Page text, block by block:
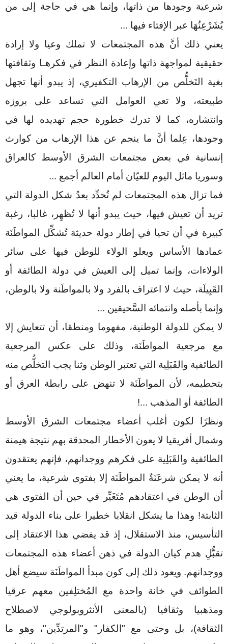
شرعية وجودها من ذاتها، وإنما هي في حاجة إلى من
يُشَرْعِنُهَا عبر الإفتاء فيها ...
يعني ذلك أنَّ هذه المجتمعات لا تملك وعيا ولا إرادة
حقيقية لمواجهة ذاتها وإعادة النظر في فكرهـا وثقافتها
بغية التَخلُّص من الإرهاب التكفيري، إذ يبدو أنها تجهل
طبيعته، ولا تعي العوامل التي تساعد على بروزه
وانتشاره، كما لا تدرك خطورة حجم تهديده لها في
وجودها، عِلما أنَّ ما ينجم عن هذا الإرهاب من كوارث
إنسانية في بعض مجتمعات الشرق الأوسط كالعراق
وسوريا ماثل اليوم للعيّان أمام العالم أجمع ...
فما تزال هذه المجتمعات لم تُحدِّد بعدُ شكل الدولة التي
تريد أن تعيش فيها، حيث يبدو أنها لا تُظهِر، غالبا، رغبة
كبيرة في أن تحيا في إطار دولة حديثة تُشكِّل المواطَنَة
عمادها الأساس ويعلو الولاء للوطن فيها على سائر
الولاءات، وإنما تميل إلى العيش في دولة الطائفة أو
القَبِيلَة، حيث لا اعتراف بالفرد ولا بالمواطَنة ولا بالوطن،
وإنما بأصله وانتمائه السَّحيقين ...
لا يمكن للدولة الوطنية، مفهوما ومنطقا، أن تتعايش إلا
مع مرجعية المواطَنَة، وذلك على عكس المرجعية
الطائفية والقَبَلِية التي تعتبر الوطن وثنا يجب التخلُّص منه
بتحطيمه، لأن المواطَنَة لا تنهض على رابطة العرق أو
الطائفة أو المذهب !...
ونظرًا لكون أغلب أعضاء مجتمعات الشرق الأوسط
وشمال أفريقيا لا يعون الأخطار المحدقة بهم نتيجة هيمنة
الطائفية والقَبَلِية على فكرهم ووجدانهم، فإنهم يعتقدون
أنه لا يمكن شرعَنَةٌ المواطَنَة إلا بفتوى شرعية، ما يعني
أن الوطن في اعتقادهم مُتَغَيِّر في حين أن الفتوى هي
الثابتة! وهذا ما يشكل انقلابا خطيرا على بناء الدولة قيد
التأسيس، منذ الاستقلال، إذ قد يفضي هذا الاعتقاد إلى
تقبُّلِ هدم كيان الدولة في ذهن أعضاء هذه المجتمعات
ووجدانهم. ويعود ذلك إلى كون مبدأ المواطَنَة سيضع أهل
الطوائف في خانة واحدة مع المُختلِفين معهم عرقيا
ومذهبيا وثقافيا (بالمعنى الأنثروبولوجي لاصطلاح
الثقافة)، بل وحتى مع "الكفار" و"المرتدِّين"، وهو ما